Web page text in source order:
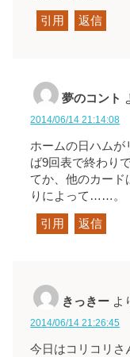
引用 返信
夢のコント
2014/06/14 21:14:08
ホームの日ハムが
ば9回表で終わりで
てか、他のカード
りによって……。
引用 返信
きっきー よ
2014/06/14 21:26:45
今日はコリコリさ